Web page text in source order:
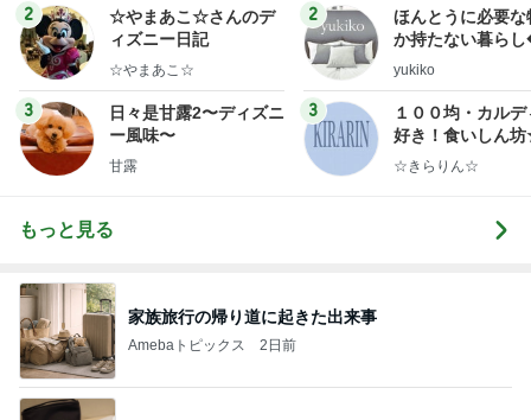
ログ
2
☆やまあこ☆さんのデ
ィズニー日記
☆やまあこ☆
3
日々是甘露2〜ディズニ
ー風味〜
甘露
2
ほんとうに必要な
か持たない暮ら
ep Life Simple◆
yukiko
3
１００均・カルデ
好き！食いしん
らりん☆のブログ
☆きらりん☆
もっと見る
家族旅行の帰り道に起きた出来事
Amebaトピックス 2日前